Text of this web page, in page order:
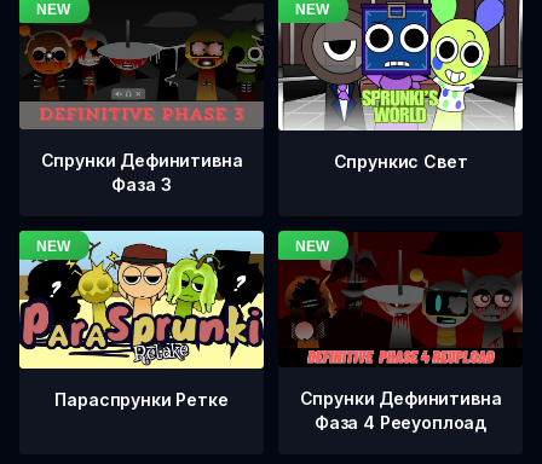
Спрунки Дефинитивна
Фаза 3
Спрункис Свет
Параспрунки Ретке
Спрунки Дефинитивна
Фаза 4 Рееуоплоад